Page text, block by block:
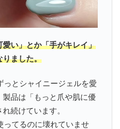
い」とか「手がキレイ」
りました。
っとシャイニージェルを愛
製品は「もっと爪や肌に優
続けています。
ってるのに壊れていませ